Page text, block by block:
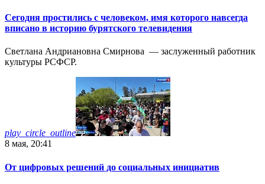
Сегодня простились с человеком, имя которого навсегда
вписано в историю бурятского телевидения
Светлана Андриановна Смирнова — заслуженный работник
культуры РСФСР.
play_circle_outline
8 мая, 20:41
От цифровых решений до социальных инициатив